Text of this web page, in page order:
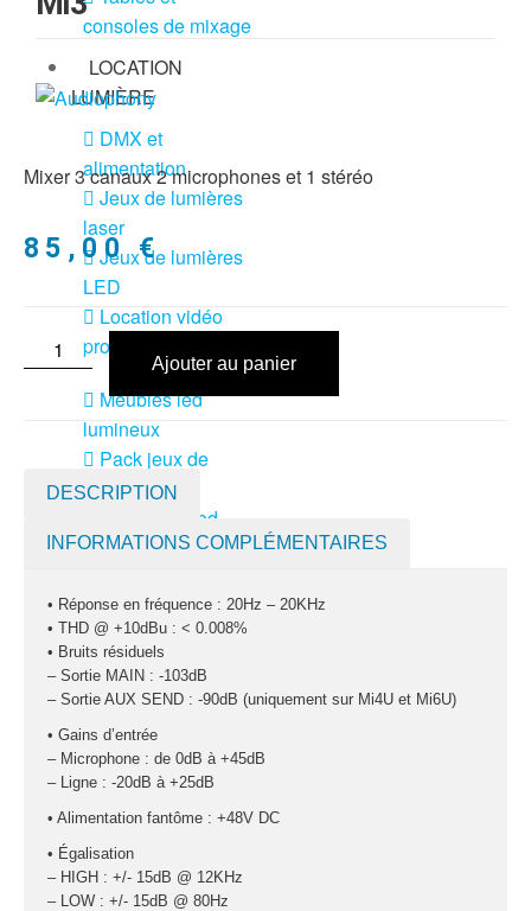
consoles de mixage
LOCATION
LUMIÈRE
DMX et
alimentation
Jeux de lumières
laser
Jeux de lumières
LED
Location vidéo
projecteur
Meubles led
lumineux
Pack jeux de
lumière + fog
Pack lyres led
Pack projecteurs
Pied et structure
Poursuite
Projecteurs led
LOCATION
MACHINE À EFFETS
Machines à
brouillard
Machines à
Mixer 3 canaux 2 microphones et 1 stéréo
85,00€
Ajouter au panier
DESCRIPTION
INFORMATIONS COMPLÉMENTAIRES
• Réponse en fréquence : 20Hz – 20KHz
• THD @ +10dBu : < 0.008%
• Bruits résiduels
– Sortie MAIN : -103dB
– Sortie AUX SEND : -90dB (uniquement sur Mi4U et Mi6U)
• Gains d’entrée
– Microphone : de 0dB à +45dB
– Ligne : -20dB à +25dB
• Alimentation fantôme : +48V DC
• Égalisation
– HIGH : +/- 15dB @ 12KHz
– LOW : +/- 15dB @ 80Hz